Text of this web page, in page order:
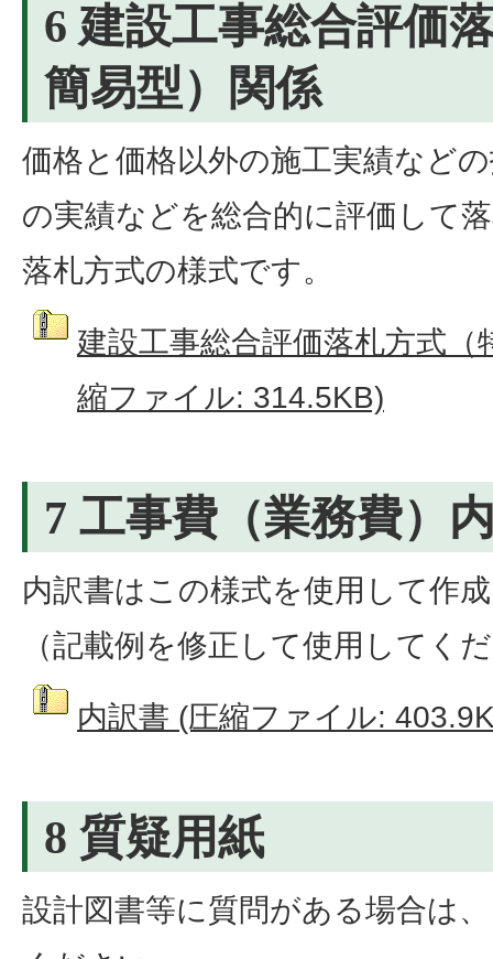
6 建設工事総合評価
簡易型）関係
価格と価格以外の施工実績など
の実績などを総合的に評価して
落札方式の様式です。
建設工事総合評価落札方式（
縮ファイル: 314.5KB)
7 工事費（業務費）
内訳書はこの様式を使用して作
（記載例を修正して使用してく
内訳書 (圧縮ファイル:
8 質疑用紙
設計図書等に質問がある場合は